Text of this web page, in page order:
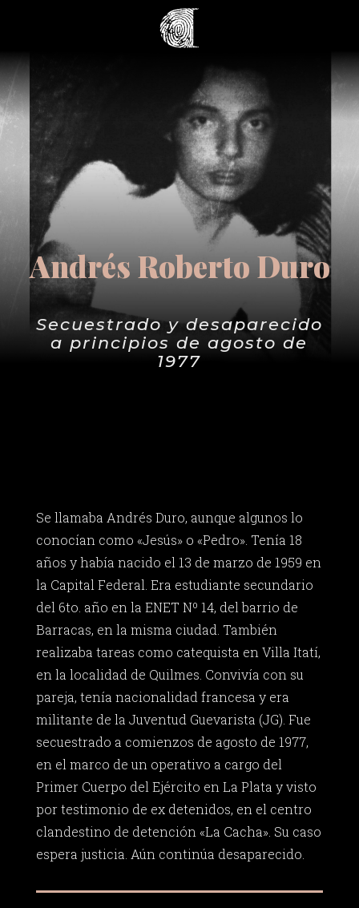
Andrés Roberto Duro
Secuestrado y desaparecido
a principios de agosto de
1977
Se llamaba Andrés Duro, aunque algunos lo
conocían como «Jesús» o «Pedro». Tenía 18
años y había nacido el 13 de marzo de 1959 en
la Capital Federal. Era estudiante secundario
del 6to. año en la ENET Nº 14, del barrio de
Barracas, en la misma ciudad. También
realizaba tareas como catequista en Villa Itatí,
en la localidad de Quilmes. Convivía con su
pareja, tenía nacionalidad francesa y era
militante de la Juventud Guevarista (JG). Fue
secuestrado a comienzos de agosto de 1977,
en el marco de un operativo a cargo del
Primer Cuerpo del Ejército en La Plata y visto
por testimonio de ex detenidos, en el centro
clandestino de detención «La Cacha». Su caso
espera justicia. Aún continúa desaparecido.